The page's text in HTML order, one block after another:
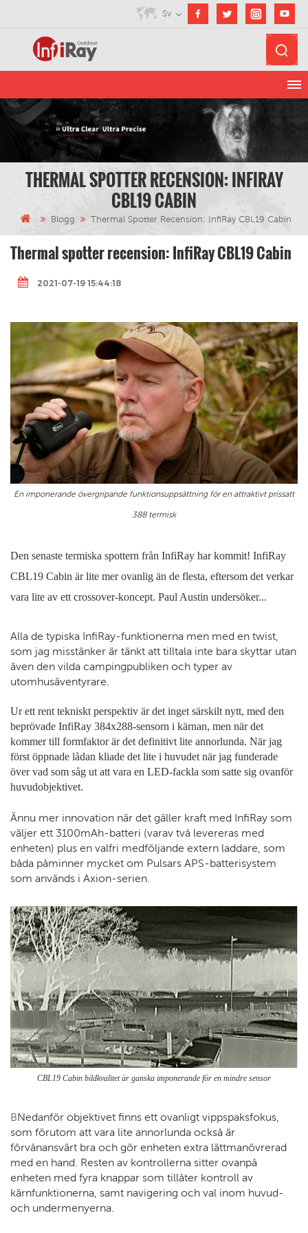
Sv
THERMAL SPOTTER RECENSION: INFIRAY
CBL19 CABIN
Blogg Thermal Spotter Recension: InfiRay CBL19 Cabin
Thermal spotter recension: InfiRay CBL19 Cabin
2021-07-19 15:44:18
En imponerande övergripande funktionsuppsättning för en attraktivt prissatt
388 termisk
Den senaste termiska spottern från InfiRay har kommit! InfiRay
CBL19 Cabin är lite mer ovanlig än de flesta, eftersom det verkar
vara lite av ett crossover-koncept. Paul Austin undersöker...
Alla de typiska InfiRay-funktionerna men med en twist,
som jag misstänker är tänkt att tilltala inte bara skyttar utan
även den vilda campingpubliken och typer av
utomhusäventyrare.
Ur ett rent tekniskt perspektiv är det inget särskilt nytt, med den
beprövade InfiRay 384x288-sensorn i kärnan, men när det
kommer till formfaktor är det definitivt lite annorlunda. När jag
först öppnade lådan kliade det lite i huvudet när jag funderade
över vad som såg ut att vara en LED-fackla som satte sig ovanför
huvudobjektivet.
Ännu mer innovation när det gäller kraft med InfiRay som
väljer ett 3100mAh-batteri (varav två levereras med
enheten) plus en valfri medföljande extern laddare, som
båda påminner mycket om Pulsars APS-batterisystem
som används i Axion-serien.
CBL19 Cabin bildkvalitet är ganska imponerande för en mindre sensor
BNedanför objektivet finns ett ovanligt vippspaksfokus,
som förutom att vara lite annorlunda också är
förvånansvärt bra och gör enheten extra lättmanövrerad
med en hand. Resten av kontrollerna sitter ovanpå
enheten med fyra knappar som tillåter kontroll av
kärnfunktionerna, samt navigering och val inom huvud-
och undermenyerna.